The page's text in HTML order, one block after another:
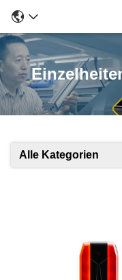
Alle Kategorien